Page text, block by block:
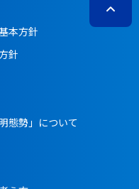
本方針
針
態勢」について